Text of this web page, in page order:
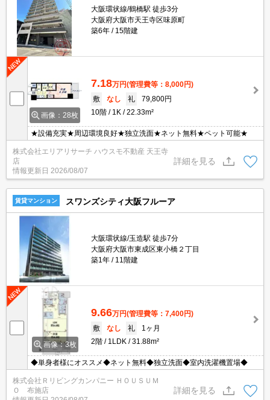
大阪環状線/鶴橋駅 徒歩3分
大阪府大阪市天王寺区味原町
築6年
15階建
画像：28枚
7.18万円(管理費等：8,000円)
敷
なし 礼
79,800円
10階
1K 22.33m²
★設備充実★周辺環境良好★独立洗面★ネット無料★ペット可能★
株式会社エリアリサーチ ハウスモ不動産 天王寺
店
情報更新日 2026/08/07
詳細を見る
賃貸マンション スワンズシティ大阪フルーア
大阪環状線/玉造駅 徒歩7分
大阪府大阪市東成区東小橋２丁目
築1年
11階建
画像：3枚
9.66万円(管理費等：7,400円)
敷
なし 礼
1ヶ月
2階
1LDK 31.88m²
◆単身者様にオススメ◆ネット無料◆独立洗面◆室内洗濯機置場◆
株式会社Ｒリビングカンパニー ＨＯＵＳＵＭ
Ｏ 布施店
詳細を見る